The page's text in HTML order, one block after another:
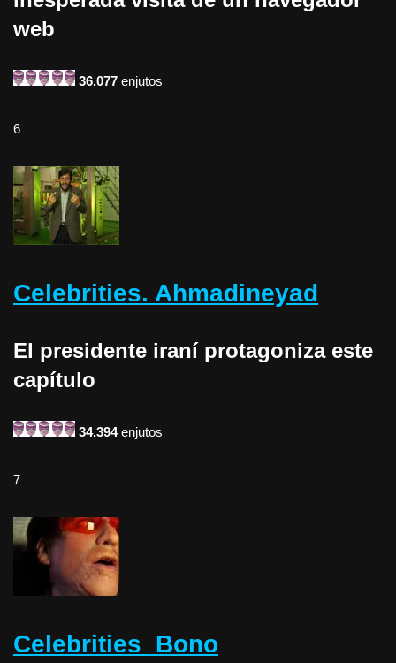
web
36.077 enjutos
6
Celebrities. Ahmadineyad
El presidente iraní protagoniza este
capítulo
34.394enjutos
7
Celebrities  Bono